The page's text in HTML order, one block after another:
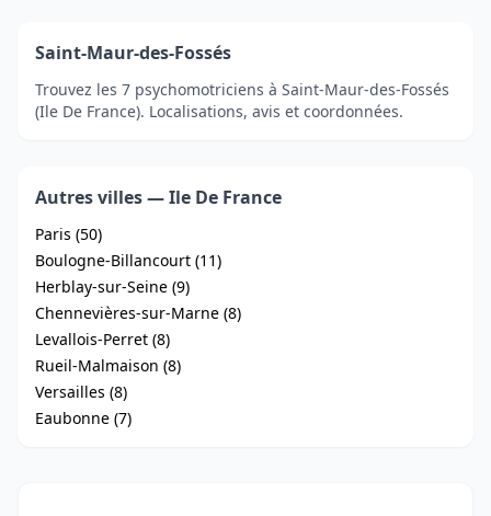
Saint-Maur-des-Fossés
Trouvez les 7 psychomotriciens à Saint-Maur-des-Fossés
(Ile De France). Localisations, avis et coordonnées.
Autres villes — Ile De France
Paris (50)
Boulogne-Billancourt (11)
Herblay-sur-Seine (9)
Chennevières-sur-Marne (8)
Levallois-Perret (8)
Rueil-Malmaison (8)
Versailles (8)
Eaubonne (7)